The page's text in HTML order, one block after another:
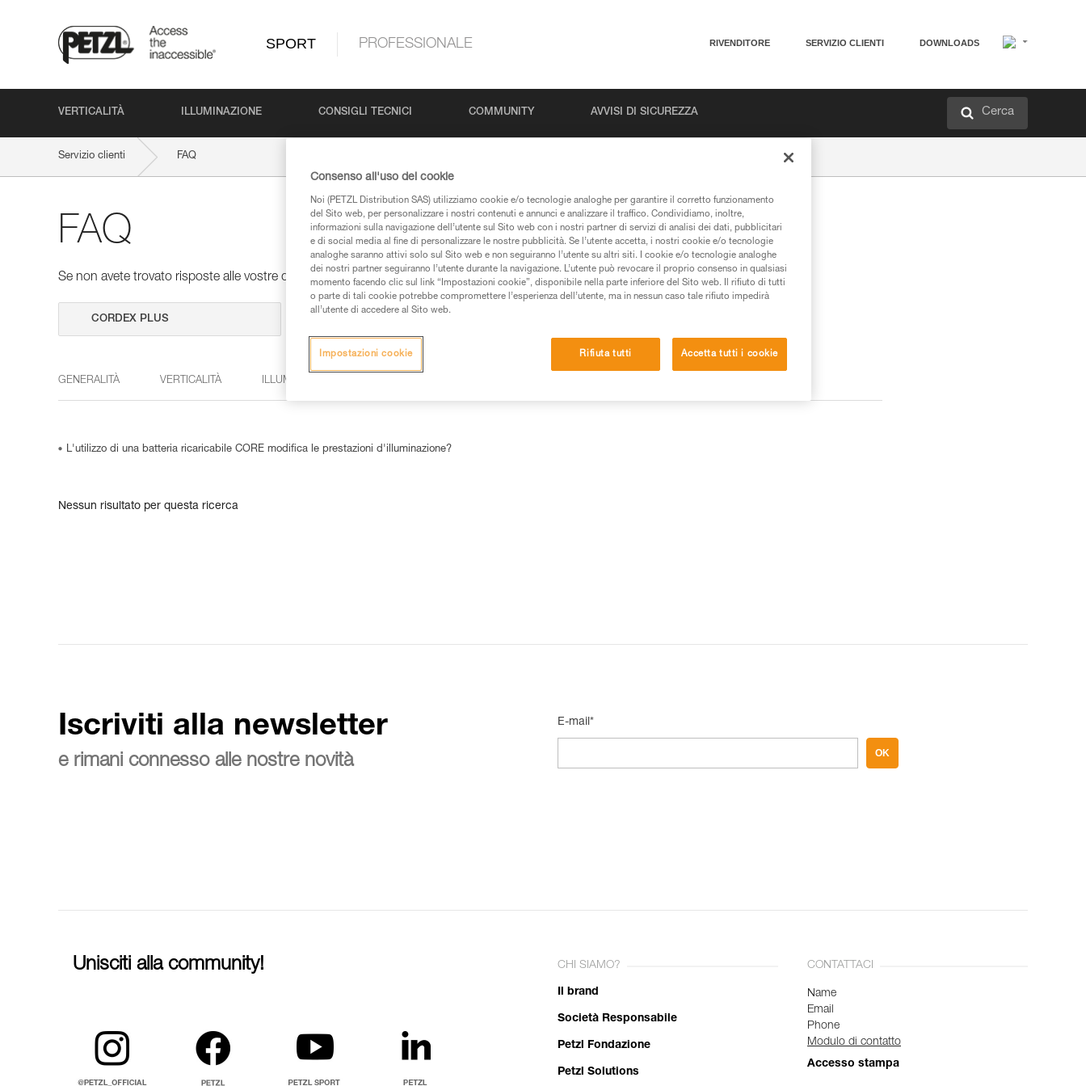
SPORT PROFESSIONALE RIVENDITORE SERVIZIO CLIENTI DOWNLOADS
VERTICALITÀ ILLUMINAZIONE CONSIGLI TECNICI COMMUNITY AVVISI DI SICUREZZA Cerca
Servizio clienti FAQ
FAQ
Se non avete trovato risposte alle vostre domande nelle pagine prodotti e tecniche, le troverete qui.
GENERALITÀ VERTICALITÀ ILLUMINAZIONE
L'utilizzo di una batteria ricaricabile CORE modifica le prestazioni d'illuminazione?
Nessun risultato per questa ricerca
Iscriviti alla newsletter
e rimani connesso alle nostre novità
E-mail*
OK
Unisciti alla community! CHI SIAMO?
Il brand
Società Responsabile
Petzl Fondazione
Petzl Solutions
CONTATTACI
Name
Email
Phone
Modulo di contatto
Accesso stampa
Consenso all'uso dei cookie
Noi (PETZL Distribution SAS) utilizziamo cookie e/o tecnologie analoghe per garantire il corretto funzionamento
del Sito web, per personalizzare i nostri contenuti e annunci e analizzare il traffico. Condividiamo, inoltre,
informazioni sulla navigazione dell’utente sul Sito web con i nostri partner di servizi di analisi dei dati, pubblicitari
e di social media al fine di personalizzare le nostre pubblicità. Se l’utente accetta, i nostri cookie e/o tecnologie
analoghe saranno attivi solo sul Sito web e non seguiranno l’utente su altri siti. I cookie e/o tecnologie analoghe
dei nostri partner seguiranno l’utente durante la navigazione. L’utente può revocare il proprio consenso in qualsiasi
momento facendo clic sul link “Impostazioni cookie”, disponibile nella parte inferiore del Sito web. Il rifiuto di tutti
o parte di tali cookie potrebbe compromettere l’esperienza dell’utente, ma in nessun caso tale rifiuto impedirà
all’utente di accedere al Sito web.
Rifiuta tutti Accetta tutti i cookie
Impostazioni cookie